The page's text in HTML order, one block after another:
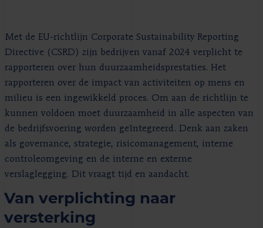
Met de EU-richtlijn Corporate Sustainability Reporting
Directive (CSRD) zijn bedrijven vanaf 2024 verplicht te
rapporteren over hun duurzaamheidsprestaties. Het
rapporteren over de impact van activiteiten op mens en
milieu is een ingewikkeld proces. Om aan de richtlijn te
kunnen voldoen moet duurzaamheid in alle aspecten van
de bedrijfsvoering worden geïntegreerd. Denk aan zaken
als governance, strategie, risicomanagement, interne
controleomgeving en de interne en externe
verslaglegging. Dit vraagt tijd en aandacht.
Van verplichting naar
versterking